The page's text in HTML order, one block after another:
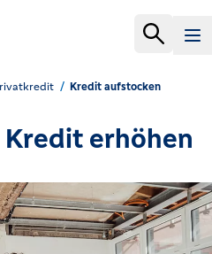
Kredit aufstocken
erhöhen